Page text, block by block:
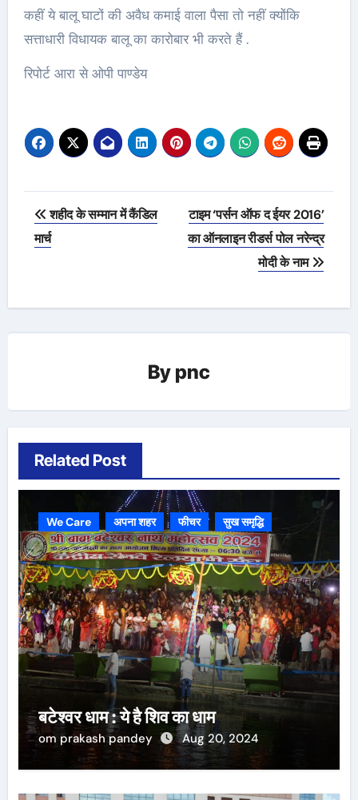
कहीं ये बालू घाटों की अवैध कमाई वाला पैसा तो नहीं क्योंकि
सत्ताधारी विधायक बालू का कारोबार भी करते हैं .
रिपोर्ट आरा से ओपी पाण्डेय
Post
navigation
शहीद के सम्मान में कैंडिल
मार्च
टाइम ‘पर्सन ऑफ द ईयर 2016’
का ऑनलाइन रीडर्स पोल नरेन्द्र
मोदी के नाम
By pnc
Related Post
We Care अपना शहर फीचर सुख समृद्धि
बटेश्वर धाम : ये है शिव का धाम
om prakash pandey Aug 20, 2024